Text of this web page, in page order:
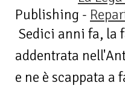
Publishing -
Sedici anni fa, la
addentrata
e ne è scappata a